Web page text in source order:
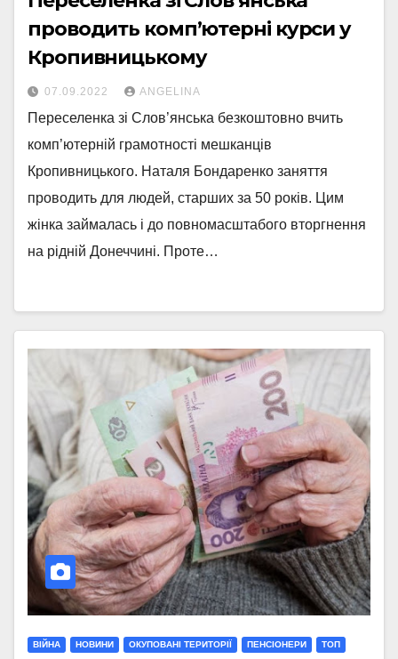
проводить комп’ютерні курси у
Кропивницькому
07.09.2022 ANGELINA
Переселенка зі Слов’янська безкоштовно вчить
комп’ютерній грамотності мешканців
Кропивницького. Наталя Бондаренко заняття
проводить для людей, старших за 50 років. Цим
жінка займалась і до повномасштабого вторгнення
на рідній Донеччині. Проте…
ВІЙНА НОВИНИ ОКУПОВАНІ ТЕРИТОРІЇ ПЕНСІОНЕРИ ТОП